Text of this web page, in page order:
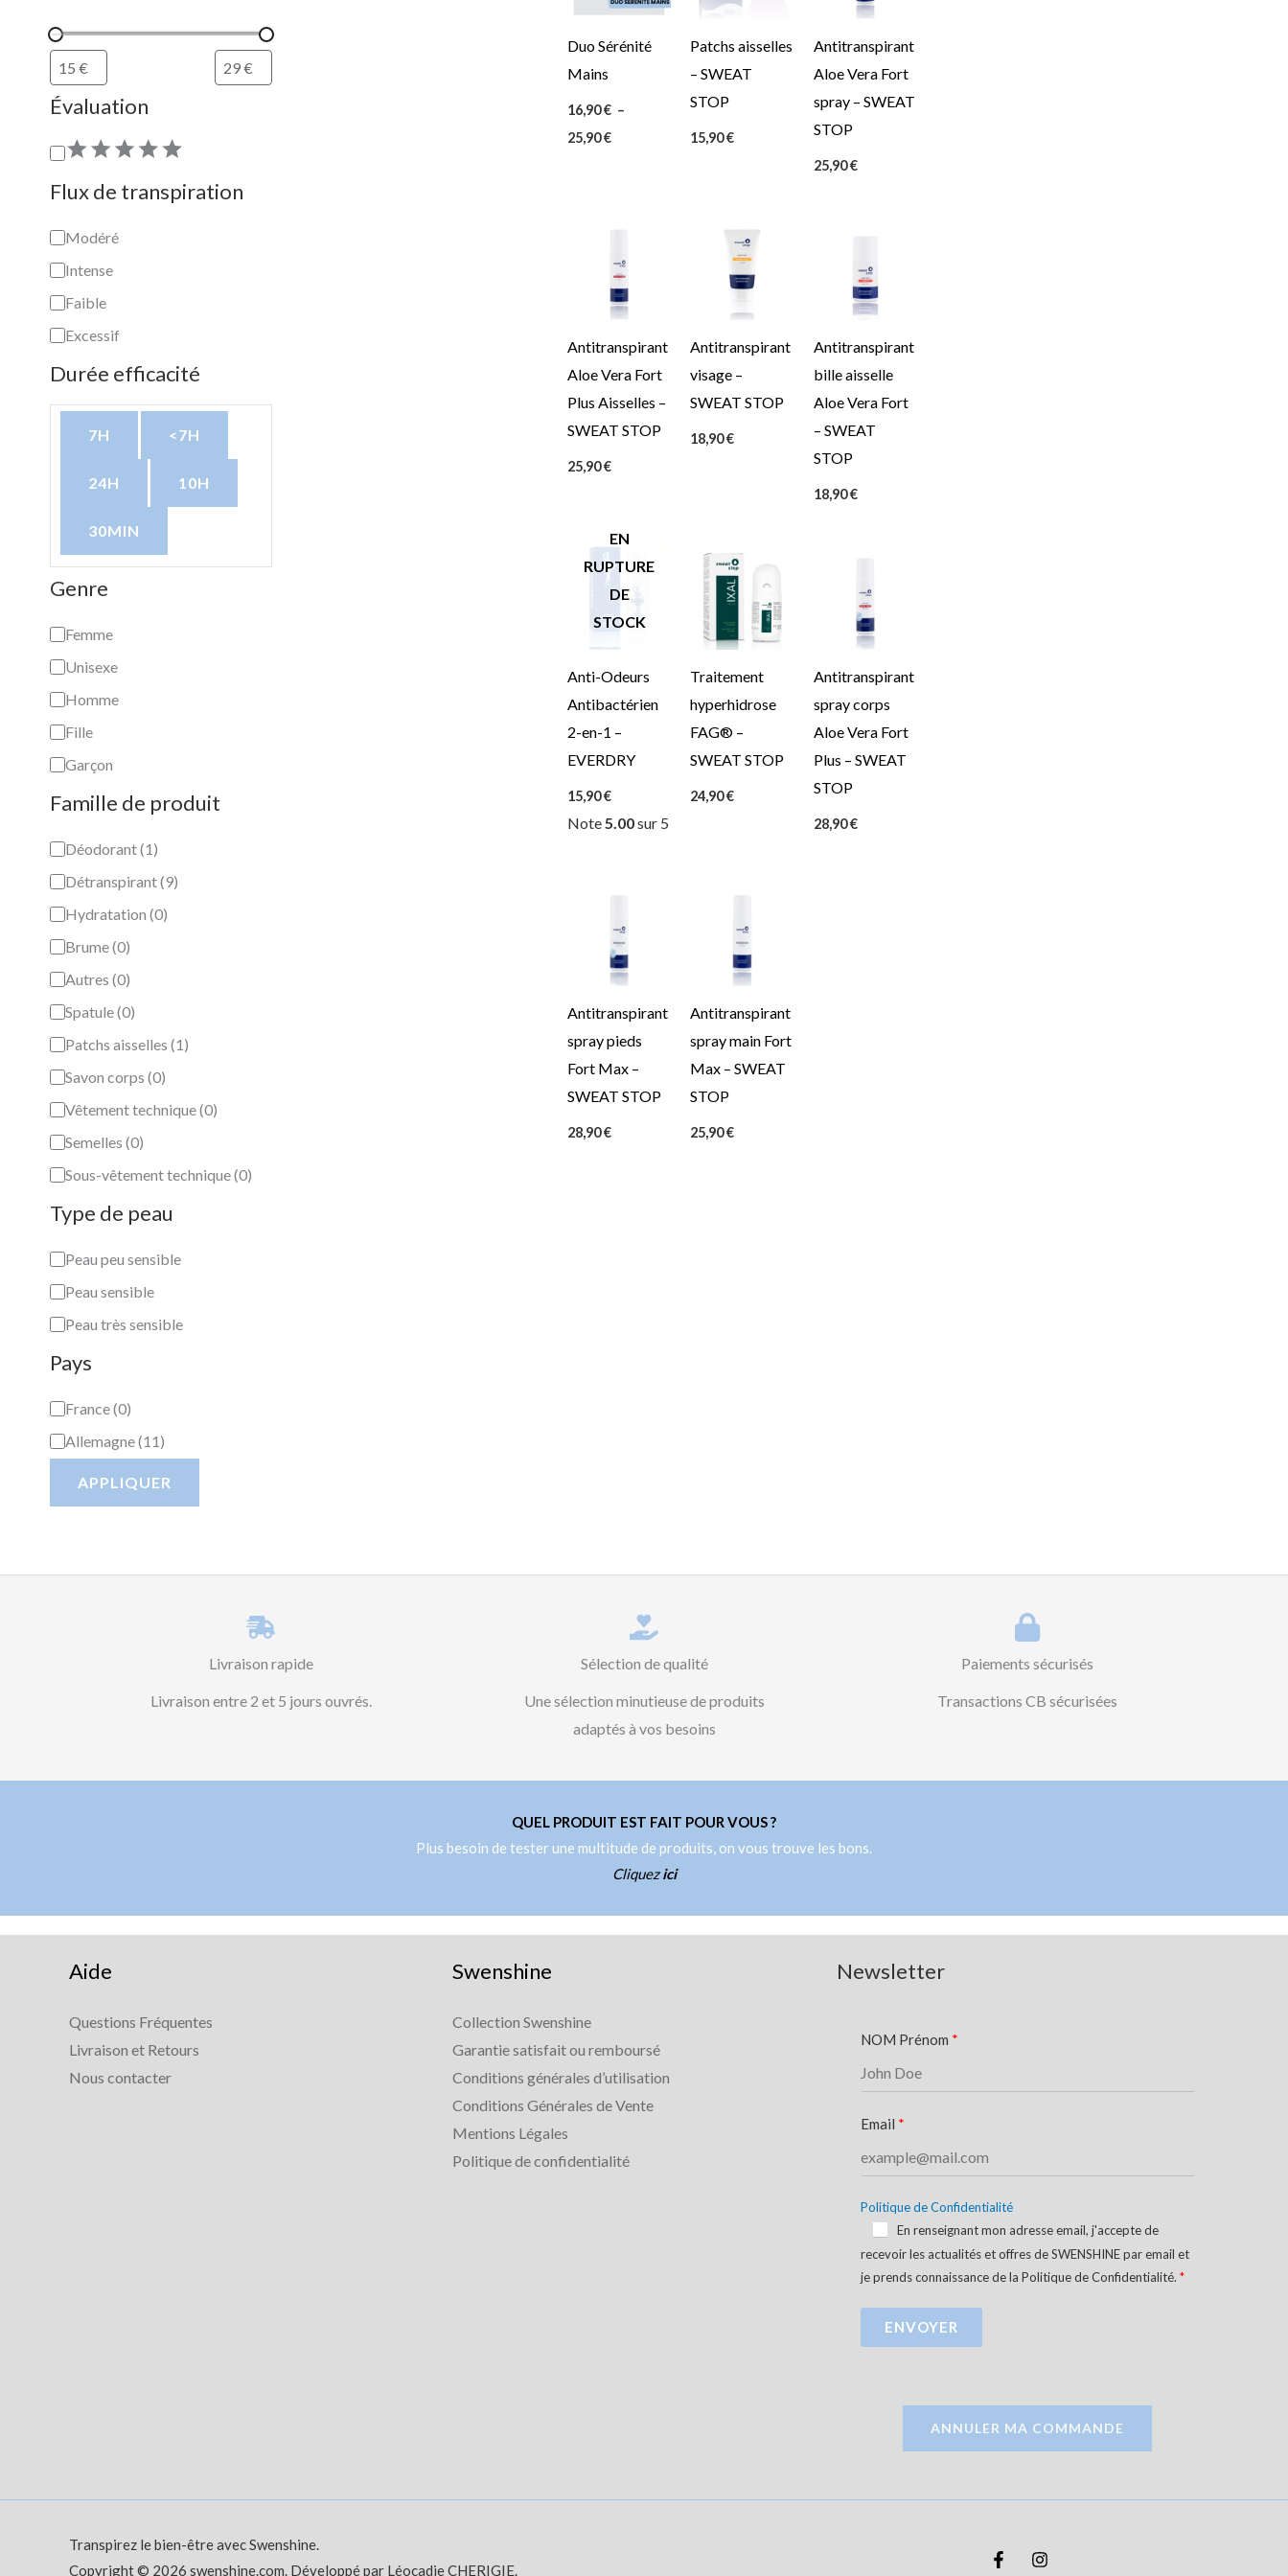
Évaluation
Flux de transpiration
t
o
Modéré
Intense
Faible
Excessif
Durée efficacité
7H <7H
24H 10H
30MIN
Genre
Femme
Unisexe
Homme
Fille
Garçon
Famille de produit
t
Déodorant(1)
Détranspirant(9)
Hydratation (0)
Brume(0)
Autres (0)
Spatule(0)
Patchs aisselles (1)
Savon corps (0)
Vêtement technique(0)
Semelles (0)
Sous-vêtement technique(0)
Type de peau
Peau peu sensible
Peau sensible
Peau très sensible
Pays
France(0)
Allemagne(11)
APPLIQUER
Duo Sérénité
Mains
16,90€ –
25,90€
25,90 €
Patchs aisselles
– SWEAT
STOP
15,90€
Antitranspirant
Aloe Vera Fort
spray – SWEAT
STOP
25,90€
Antitranspirant
Aloe Vera Fort
Plus Aisselles –
SWEAT STOP
25,90€
Antitranspirant
visage –
SWEAT STOP
18,90€
Antitranspirant
bille aisselle
Aloe Vera Fort
– SWEAT
STOP
18,90€
EN
RUPTURE
DE
STOCK
Anti-Odeurs
Antibactérien
2-en-1 –
EVERDRY
15,90€
Note 5.00sur 5
Traitement
hyperhidrose
FAG® –
SWEAT STOP
24,90€
Antitranspirant
spray corps
Aloe Vera Fort
Plus – SWEAT
STOP
28,90€
Antitranspirant
spray pieds
Fort Max –
SWEAT STOP
28,90€
Antitranspirant
spray main Fort
Max – SWEAT
STOP
25,90€
Livraison rapide
Livraison entre 2 et 5 jours ouvrés.
Sélection de qualité
Une sélection minutieuse de produits
adaptés à vos besoins
Paiements sécurisés
Transactions CB sécurisées
QUEL PRODUIT EST FAIT POUR VOUS ?
Plus besoin de tester une multitude de produits, on vous trouve les bons.
Cliquezici
Aide
Questions Fréquentes
Livraison et Retours
Nous contacter
Swenshine
Collection Swenshine
Garantie satisfait ou remboursé
Conditions générales d’utilisation
Conditions Générales de Vente
Mentions Légales
Politique de confidentialité
Newsletter
NOM Prénom
Email
Politique de Confidentialité
En renseignant mon adresse email, j'accepte de
recevoir les actualités et offres de SWENSHINE par email et
je prends connaissance de la Politique de Confidentialité.
ENVOYER
ANNULER MA COMMANDE
Transpirez le bien-être avec Swenshine.
Copyright © 2026 swenshine.com. Développé par Léocadie CHERIGIE.